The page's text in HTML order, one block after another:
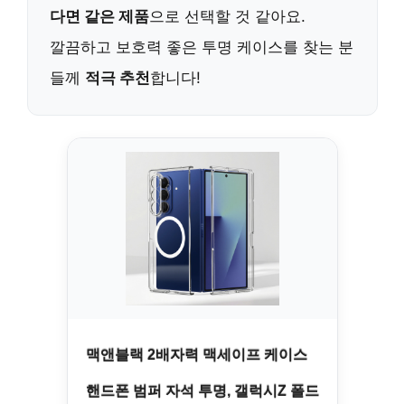
다면 같은 제품으로 선택할 것 같아요.
깔끔하고 보호력 좋은 투명 케이스를 찾는 분
들께 적극 추천합니다!
맥앤블랙 2배자력 맥세이프 케이스
핸드폰 범퍼 자석 투명, 갤럭시Z 폴드